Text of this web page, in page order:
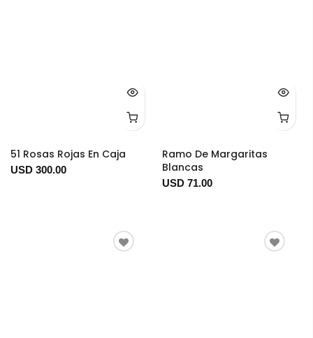
51 Rosas Rojas En Caja
USD 300.00
Ramo De Margaritas
Blancas
USD 71.00